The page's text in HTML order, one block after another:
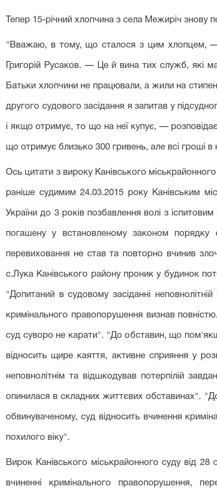
Тепер 15-річний хлопчина з села Межиріч знову
"Вважаю, в тому, що сталося з цим хлопцем,
Григорій Русаков. — Це й вина тих служб, які
Батьки хлопчини не працювали, а жили на
другого судового засідання я запитав у
і якщо отримує, то що на неї купує, —
що отримує близько 300 гривень, але всі гроші
Ось цитати з вироку Канівського
раніше судимим 24.03.2015 року Канівським
України до 3 років позбавлення волі з
погашену у встановленому законом порядку
перевиховання не став та повторно вчинив
с.Лука Канівського району проник у будинок
"Допитаний в судовому засіданні
кримінального правопорушення визнав
суд суворо не карати". "До обставин, що
відносить щире каяття, активне сприяння у
неповнолітнім та відшкодував потерпілій
опинилася в складних життєвих обставинах".
обвинуваченому, суд відносить вчинення
похилого віку".
Вирок Канівського міськрайонного суду від
вчиненні кримінального правопорушення,